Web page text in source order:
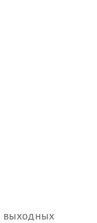
выходных